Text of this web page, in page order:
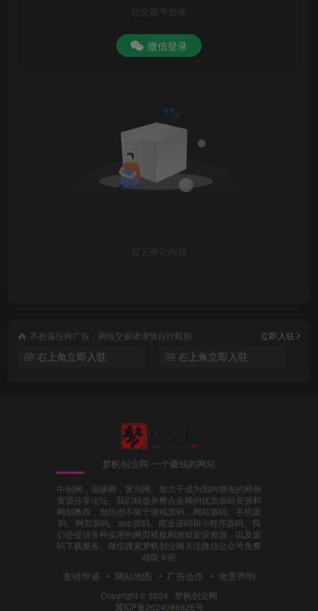
社交账号登录
微信登录
暂无评论内容
不担保任何广告，网络交易请谨慎自行甄别 立即入驻
右上角立即入驻 右上角立即入驻
梦帆创业网-一个赚钱的网站
中创网，福缘网，冒泡网。致力于成为国内领先的网创
资源分享论坛。我们精选并整合全网的优质源码资源和
网创教程，包括但不限于游戏源码、网站源码、手机源
码、网页源码、app源码、商业源码和小程序源码。我
们还提供各种实用的网页模板和游戏架设资源，以及源
码下载服务。微信搜索梦帆创业网关注微信公众号免费
领取卡密
友链申请 网站地图 广告合作 免责声明
Copyright © 2024 · 梦帆创业网
冀ICP备2024086625号